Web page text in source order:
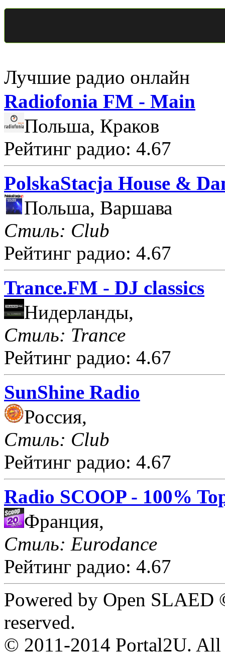
Лучшие радио онлайн
Radiofonia FM - Main
Польша, Краков
Рейтинг радио: 4.67
PolskaStacja House &
Польша, Варшава
Стиль: Club
Рейтинг радио: 4.67
Trance.FM - DJ classics
Нидерланды,
Стиль: Trance
Рейтинг радио: 4.67
SunShine Radio
Россия,
Стиль: Club
Рейтинг радио: 4.67
Radio SCOOP - 100%
Франция,
Стиль: Eurodance
Рейтинг радио: 4.67
Powered by Open
reserved.
© 2011-2014 Portal2U. All